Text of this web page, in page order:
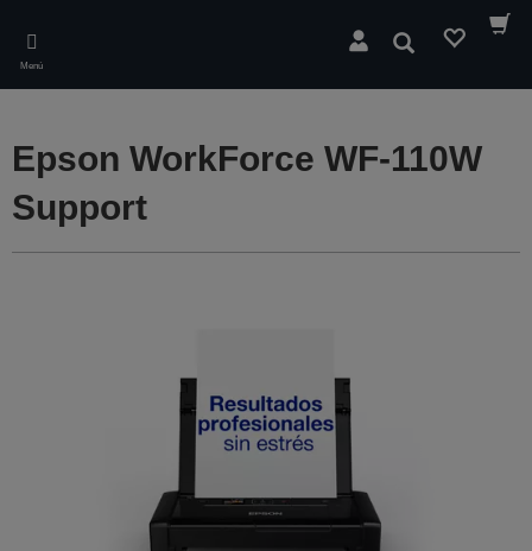
main
content
Menú
Buscar
Epson WorkForce WF-110W
Support